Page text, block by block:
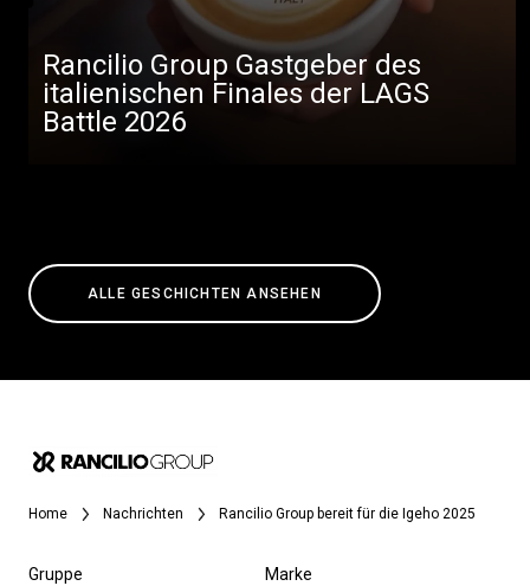
Rancilio Group Gastgeber des
italienischen Finales der LAGS
Battle 2026
ALLE GESCHICHTEN ANSEHEN
Home Nachrichten Rancilio Group bereit für die Igeho 2025
Gruppe
Marke